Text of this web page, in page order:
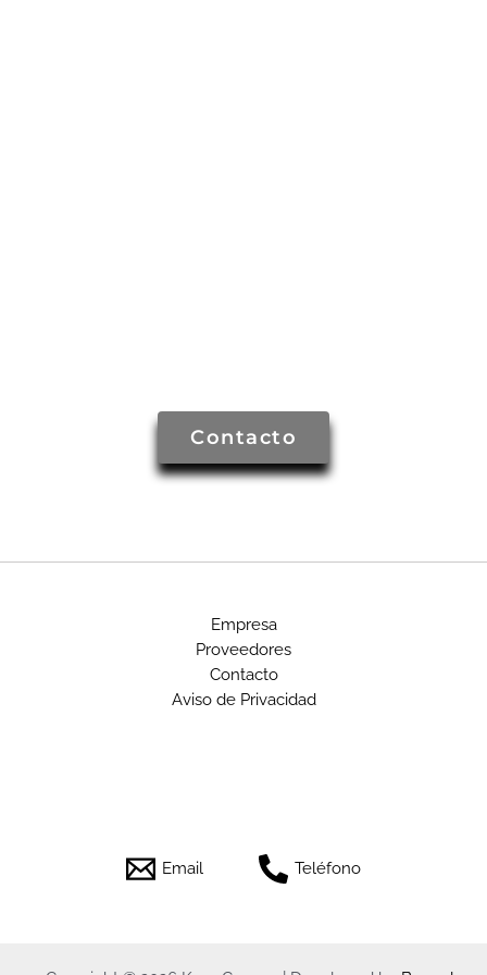
Contacto
Empresa
Proveedores
Contacto
Aviso de Privacidad
Email Teléfono